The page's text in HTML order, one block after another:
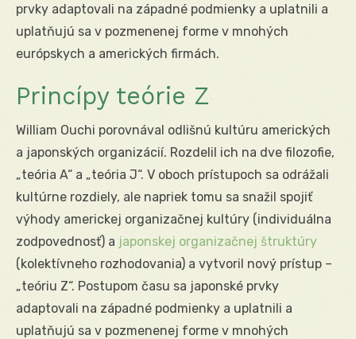
prvky adaptovali na západné podmienky a uplatnili a
uplatňujú sa v pozmenenej forme v mnohých
európskych a amerických firmách.
Princípy teórie Z
William Ouchi porovnával odlišnú kultúru amerických
a japonských organizácií. Rozdelil ich na dve filozofie,
„teória A“ a „teória J“. V oboch prístupoch sa odrážali
kultúrne rozdiely, ale napriek tomu sa snažil spojiť
výhody americkej organizačnej kultúry (individuálna
zodpovednosť) a japonskej organizačnej štruktúry
(kolektívneho rozhodovania) a vytvoril nový prístup –
„teóriu Z“. Postupom času sa japonské prvky
adaptovali na západné podmienky a uplatnili a
uplatňujú sa v pozmenenej forme v mnohých